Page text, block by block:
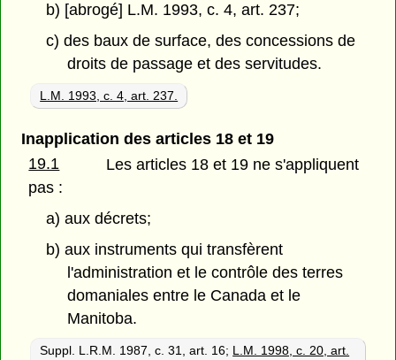
b) [abrogé] L.M. 1993, c. 4, art. 237;
c) des baux de surface, des concessions de
droits de passage et des servitudes.
L.M. 1993, c. 4, art. 237.
Inapplication des articles 18 et 19
19.1
Les articles 18 et 19 ne s'appliquent
pas :
a) aux décrets;
b) aux instruments qui transfèrent
l'administration et le contrôle des terres
domaniales entre le Canada et le
Manitoba.
Suppl. L.R.M. 1987, c. 31, art. 16; L.M. 1998, c. 20, art.